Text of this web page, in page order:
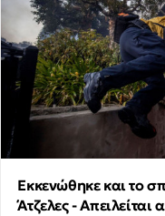
Εκκενώθηκε και το
Άτζελες - Απειλείται